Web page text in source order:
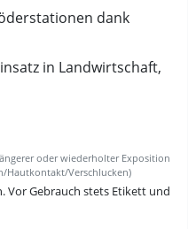
dank
in Landwirtschaft,
oder wiederholter Exposition
Hautkontakt/Verschlucken)
Vor Gebrauch stets Etikett und